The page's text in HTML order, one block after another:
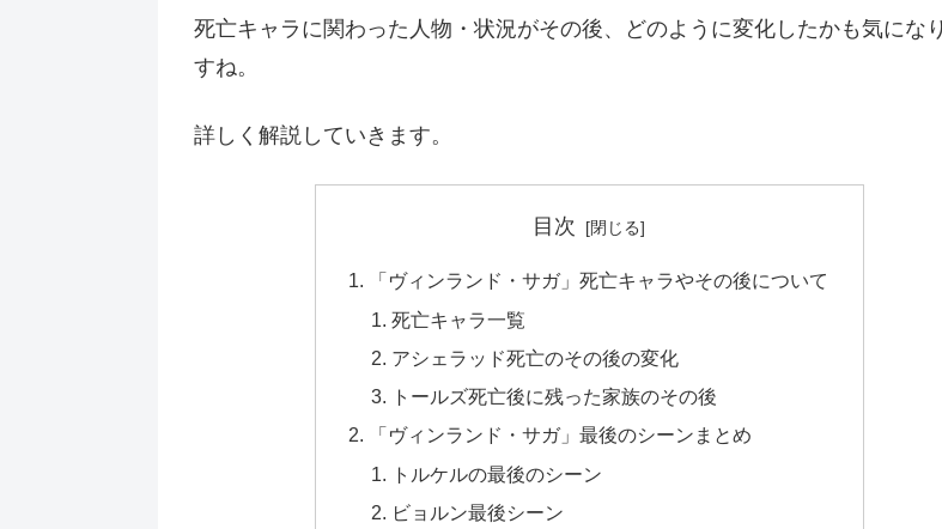
死亡キャラに関わった人物・状況がその後、どのように変化したかも気にな
すね。
詳しく解説していきます。
目次
「ヴィンランド・サガ」死亡キャラやその後について
死亡キャラ一覧
アシェラッド死亡のその後の変化
トールズ死亡後に残った家族のその後
「ヴィンランド・サガ」最後のシーンまとめ
トルケルの最後のシーン
ビョルン最後シーン